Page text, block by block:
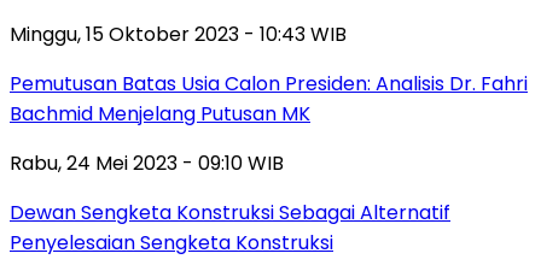
Minggu, 15 Oktober 2023 - 10:43 WIB
Pemutusan Batas Usia Calon Presiden: Analisis Dr. Fahri
Bachmid Menjelang Putusan MK
Rabu, 24 Mei 2023 - 09:10 WIB
Dewan Sengketa Konstruksi Sebagai Alternatif
Penyelesaian Sengketa Konstruksi